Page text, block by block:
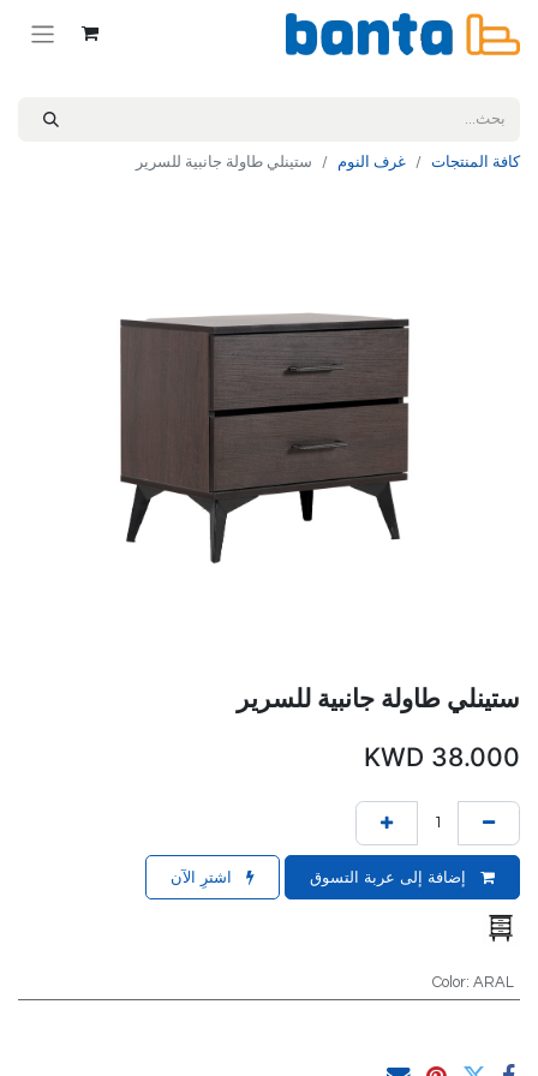
كافة المنتجات غرف النوم ستينلي طاولة جانبية للسرير
ستينلي طاولة جانبية للسرير
38.000
إضافة إلى عربة التسوق اشترِ الآن
Color:ARAL